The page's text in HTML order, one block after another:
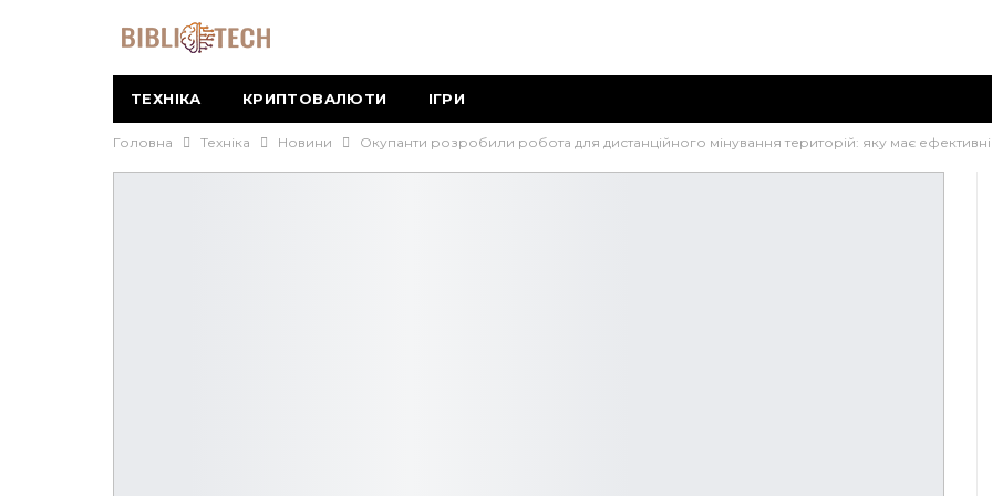
ТЕХНІКА КРИПТОВАЛЮТИ ІГРИ
Головна Техніка Новини Окупанти розробили робота для дистанційного мінування територій: яку має